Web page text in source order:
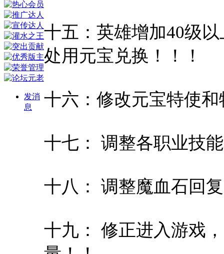
发消
息
十五：英雄增加40级
处用元宝兑换！！！
十六：修改元宝特使
十七： 调整各职业技
十八： 调整魔血石回
十九： 修正进入游戏